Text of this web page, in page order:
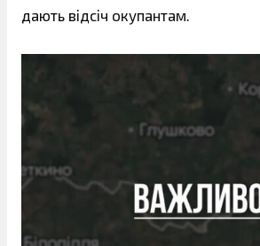
дають відсіч окупантам.